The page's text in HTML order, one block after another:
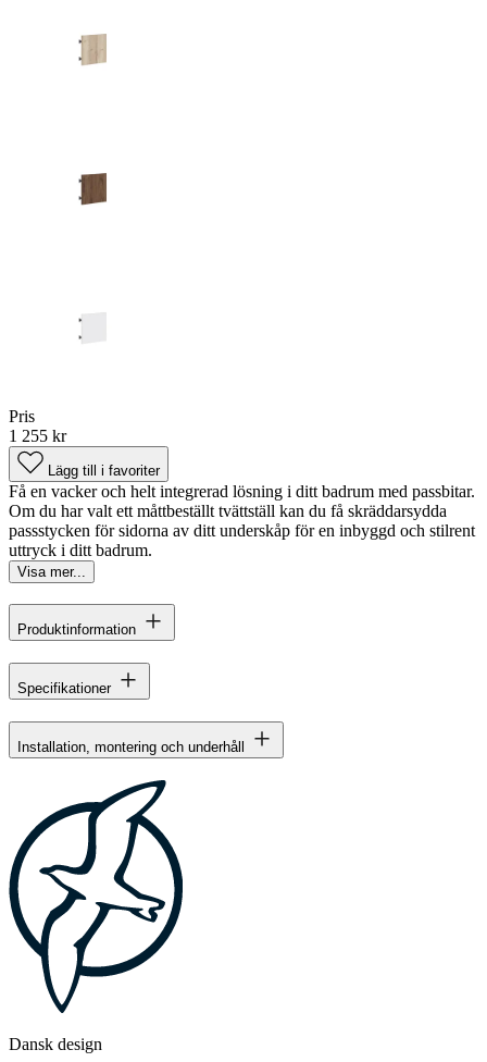
Pris
1 255 kr
Lägg till i favoriter
Få en vacker och helt integrerad lösning i ditt badrum med passbitar.
Om du har valt ett måttbeställt tvättställ kan du få skräddarsydda
passstycken för sidorna av ditt underskåp för en inbyggd och stilrent
uttryck i ditt badrum.
Visa mer...
Produktinformation
Specifikationer
Installation, montering och underhåll
Dansk design